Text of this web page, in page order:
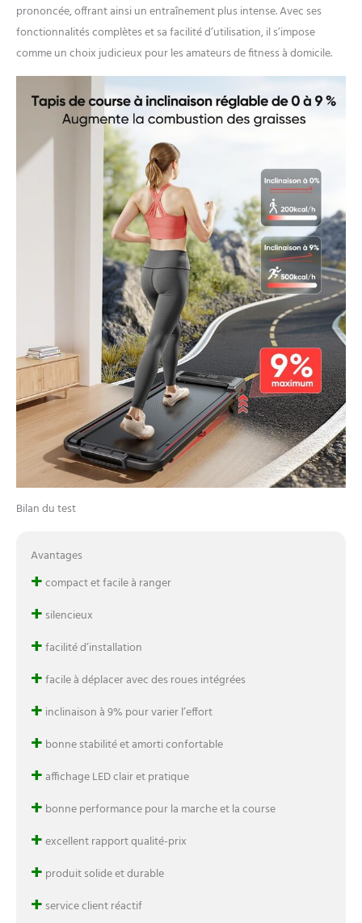
prononcée, offrant ainsi un entraînement plus intense. Avec ses
fonctionnalités complètes et sa facilité d’utilisation, il s’impose
comme un choix judicieux pour les amateurs de fitness à domicile.
Bilan du test
Avantages
+compact et facile à ranger
+ silencieux
+facilité d’installation
+facile à déplacer avec des roues intégrées
+ inclinaison à 9% pour varier l’effort
+ bonne stabilité et amorti confortable
+affichage LED clair et pratique
+ bonne performance pour la marche et la course
+excellent rapport qualité-prix
+ produit solide et durable
+ service client réactif